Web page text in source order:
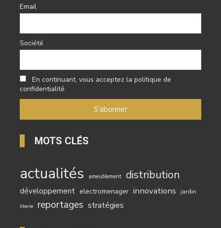
Email
Société
En continuant, vous acceptez la politique de
confidentialité
MOTS CLÉS
actualités ameublement distribution
développement electromenager innovations jardin
literie reportages stratégies